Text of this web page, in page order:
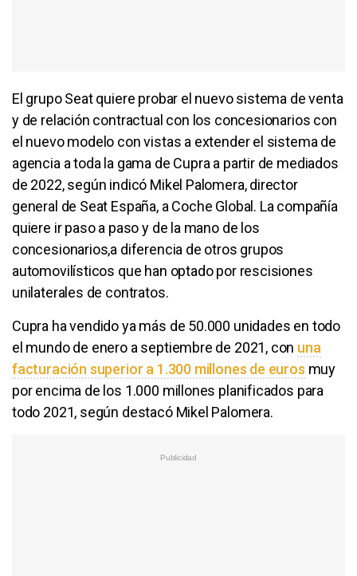
El grupo Seat quiere probar el nuevo sistema de venta
y de relación contractual con los concesionarios con
el nuevo modelo con vistas a extender el sistema de
agencia a toda la gama de Cupra a partir de mediados
de 2022, según indicó Mikel Palomera, director
general de Seat España, a Coche Global. La compañía
quiere ir paso a paso y de la mano de los
concesionarios,a diferencia de otros grupos
automovilísticos que han optado por rescisiones
unilaterales de contratos.
Cupra ha vendido ya más de 50.000 unidades en todo
el mundo de enero a septiembre de 2021, con una
facturación superior a 1.300 millones de euros muy
por encima de los 1.000 millones planificados para
todo 2021, según destacó Mikel Palomera.